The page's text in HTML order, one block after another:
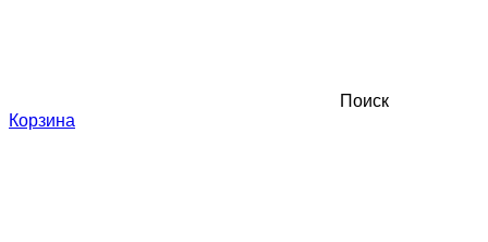
Поиск
Корзина